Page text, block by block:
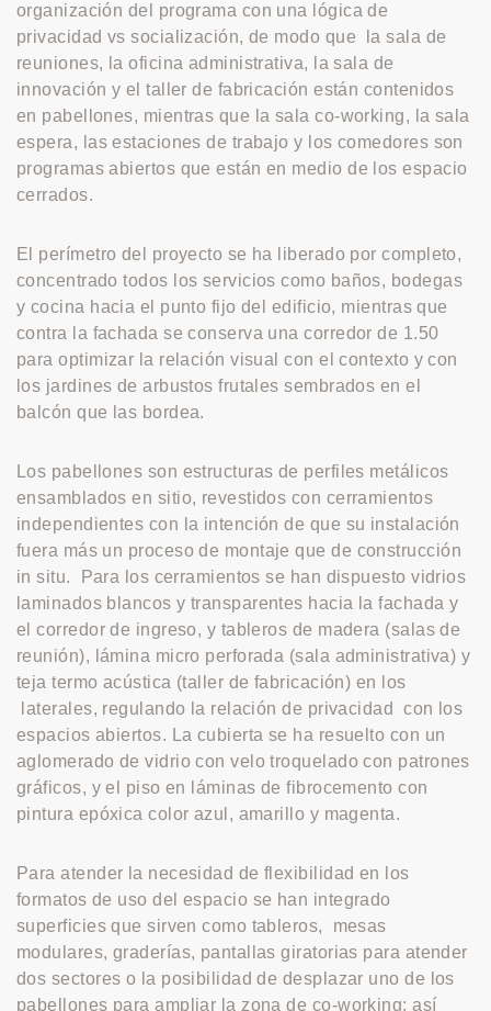
organización del programa con una lógica de
privacidad vs socialización, de modo que la sala de
reuniones, la oficina administrativa, la sala de
innovación y el taller de fabricación están contenidos
en pabellones, mientras que la sala co-working, la sala
espera, las estaciones de trabajo y los comedores son
programas abiertos que están en medio de los espacio
cerrados.
El perímetro del proyecto se ha liberado por completo,
concentrado todos los servicios como baños, bodegas
y cocina hacia el punto fijo del edificio, mientras que
contra la fachada se conserva una corredor de 1.50
para optimizar la relación visual con el contexto y con
los jardines de arbustos frutales sembrados en el
balcón que las bordea.
Los pabellones son estructuras de perfiles metálicos
ensamblados en sitio, revestidos con cerramientos
independientes con la intención de que su instalación
fuera más un proceso de montaje que de construcción
in situ. Para los cerramientos se han dispuesto vidrios
laminados blancos y transparentes hacia la fachada y
el corredor de ingreso, y tableros de madera (salas de
reunión), lámina micro perforada (sala administrativa) y
teja termo acústica (taller de fabricación) en los
laterales, regulando la relación de privacidad con los
espacios abiertos. La cubierta se ha resuelto con un
aglomerado de vidrio con velo troquelado con patrones
gráficos, y el piso en láminas de fibrocemento con
pintura epóxica color azul, amarillo y magenta.
Para atender la necesidad de flexibilidad en los
formatos de uso del espacio se han integrado
superficies que sirven como tableros, mesas
modulares, graderías, pantallas giratorias para atender
dos sectores o la posibilidad de desplazar uno de los
pabellones para ampliar la zona de co-working; así